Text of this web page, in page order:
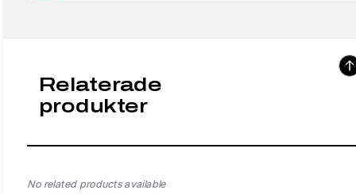
Relaterade
produkter
No related products available